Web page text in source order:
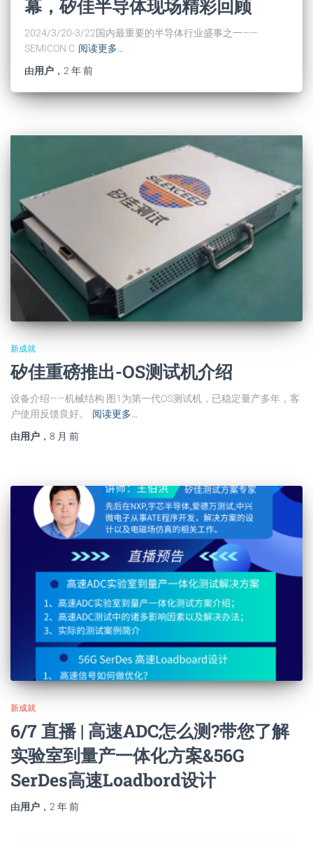
幕，矽佳半导体现场精彩回顾
2024/3/20-3/22国内最重要的半导体行业盛事之一——
SEMICON C 阅读更多…
由用户 ， 2 年前
新成就
矽佳重磅推出-OS测试机介绍
设备介绍——机械结构 图1为第一代OS测试机，已稳定量产多年，客
户使用反馈良好。
阅读更多…
由用户 ， 8 月 前
新成就
6/7 直播 | 高速ADC怎么测?带您了解
实验室到量产一体化方案&56G
SerDes高速Loadbord设计
由用户 ， 2 年前